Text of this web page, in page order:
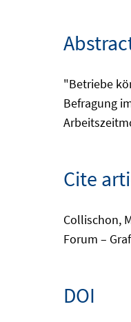
"Betriebe
Befragung
Cite
Collischon,
Forum –
DOI